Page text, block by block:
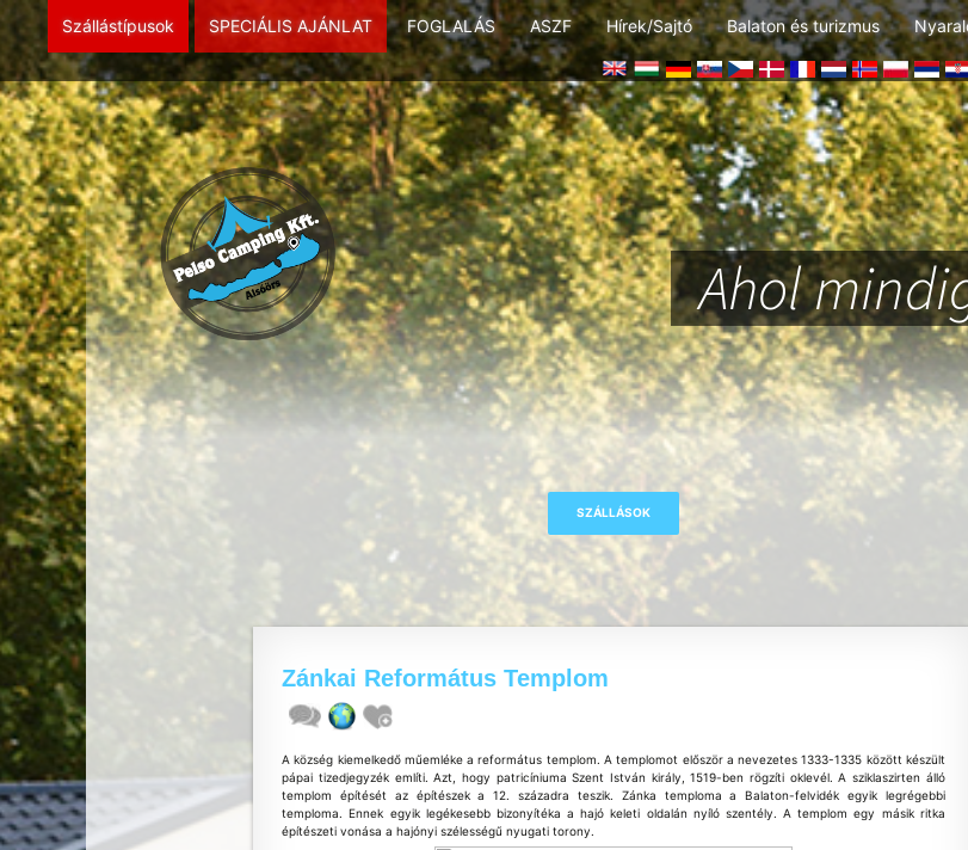
Szállástípusok SPECIÁLIS AJÁNLAT FOGLALÁS ASZF Hírek/Sajtó Balaton és turizmus
Ahol
Zánkai Református Templom
A község kiemelkedő műemléke a református templom. A templomot először a nevezetes 1333-1335 között készült
pápai tizedjegyzék említi. Azt, hogy patricíniuma Szent István király, 1519-ben rögzíti oklevél. A sziklaszirten álló
templom építését az építészek a 12. századra teszik. Zánka temploma a Balaton-felvidék egyik legrégebbi
temploma. Ennek egyik legékesebb bizonyítéka a hajó keleti oldalán nyíló szentély. A templom egy másik ritka
építészeti vonása a hajónyi szélességű nyugati torony.